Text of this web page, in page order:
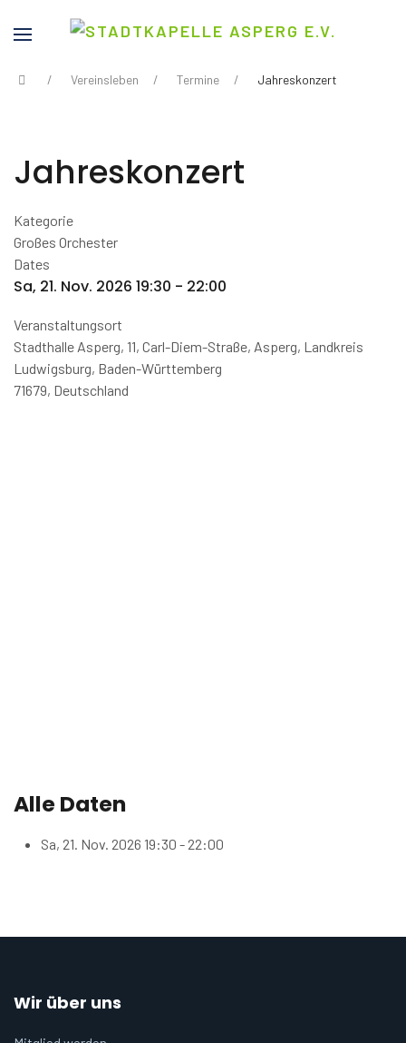
Vereinsleben Termine Jahreskonzert
Jahreskonzert
Kategorie
Großes Orchester
Dates
Sa, 21. Nov. 2026 19:30 - 22:00
Veranstaltungsort
Stadthalle Asperg, 11, Carl-Diem-Straße, Asperg, Landkreis
Ludwigsburg, Baden-Württemberg
71679, Deutschland
Alle Daten
Sa, 21. Nov. 2026 19:30 - 22:00
Wir über uns